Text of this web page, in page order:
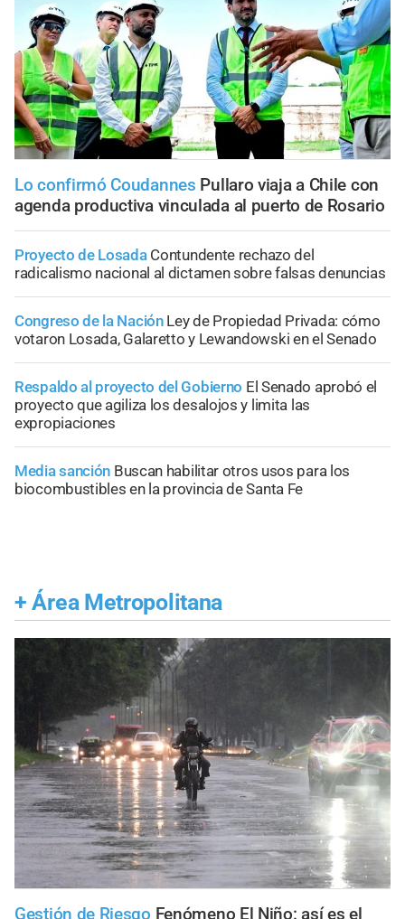
Lo confirmó Coudannes Pullaro viaja a Chile con
agenda productiva vinculada al puerto de Rosario
Proyecto de Losada Contundente rechazo del
radicalismo nacional al dictamen sobre falsas denuncias
Congreso de la Nación Ley de Propiedad Privada: cómo
votaron Losada, Galaretto y Lewandowski en el Senado
Respaldo al proyecto del Gobierno El Senado aprobó el
proyecto que agiliza los desalojos y limita las
expropiaciones
Media sanción Buscan habilitar otros usos para los
biocombustibles en la provincia de Santa Fe
+ Área Metropolitana
Gestión de Riesgo Fenómeno El Niño: así es el